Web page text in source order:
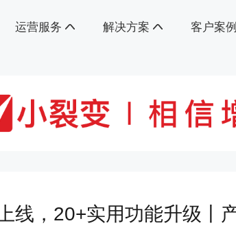
运营服务 解决方案 客户案例
线，20+实用功能升级丨